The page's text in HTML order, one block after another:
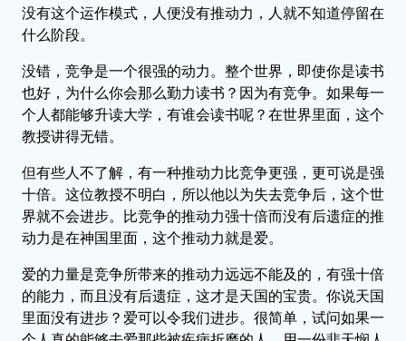
没有这个运作模式，人便没有推动力，人就不知道停留在
什么阶段。
没错，竞争是一个很强的动力。整个世界，即使你是读书
也好，为什么你会那么勤力读书？因为有竞争。如果每一
个人都能够升读大学，有谁会读书呢？在世界里面，这个
教授讲得无错。
但有些人不了解，有一种推动力比竞争更强，更可说是强
十倍。这位教授不明白，所以他以为失去竞争后，这个世
界就不会进步。比竞争的推动力强十倍而没有后遗症的推
动力是在神国里面，这个推动力就是爱。
爱的力量是竞争所带来的推动力远远不能及的，有强十倍
的能力，而且没有后遗症，这才是天国的宝贵。你说天国
里面没有进步？爱可以令我们进步。很简单，试问如果一